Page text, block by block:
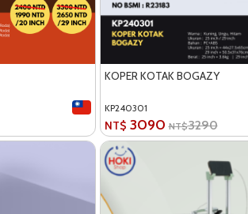
KOPER KOTAK BOGAZY
KP240301
NT$ 3090 NT$3290